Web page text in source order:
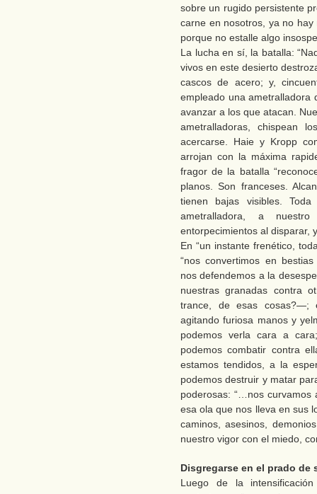
sobre un rugido persistente
carne en nosotros, ya no
porque no estalle algo
La lucha en sí, la batalla:
vivos en este desierto
cascos de acero; y,
empleado una ametralladora
avanzar a los que atacan.
ametralladoras, chispean
acercarse. Haie y Kropp
arrojan con la máxima
fragor de la batalla
planos. Son franceses.
tienen bajas visibles.
ametralladora, a
entorpecimientos al disparar,
En “un instante frenético,
“nos convertimos en
nos defendemos a la
nuestras granadas contra
trance, de esas cosas?—;
agitando furiosa manos y
podemos verla cara a
podemos combatir contra
estamos tendidos, a la
podemos destruir y matar
poderosas: “…nos curvamos
esa ola que nos lleva en sus
caminos, asesinos,
nuestro vigor con el miedo,
Disgregarse en el prado de
Luego de la